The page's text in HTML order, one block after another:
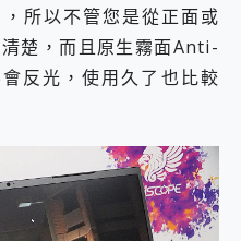
所以不管您是從正面或
楚，而且原生霧面Anti-
反光，使用久了也比較